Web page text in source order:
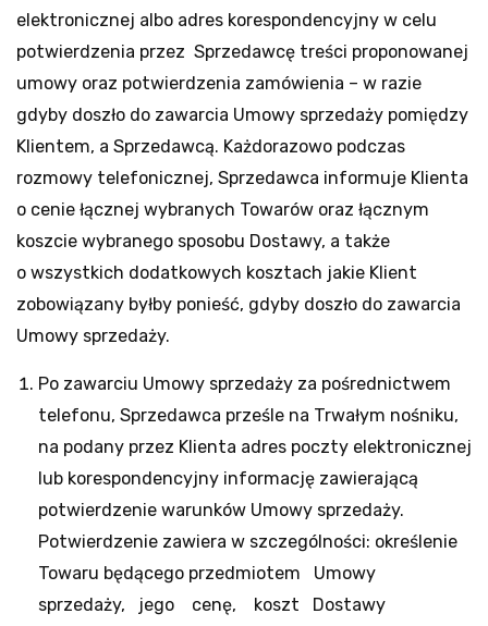
elektronicznej albo adres korespondencyjny w celu
potwierdzenia przez Sprzedawcę treści proponowanej
umowy oraz potwierdzenia zamówienia – w razie
gdyby doszło do zawarcia Umowy sprzedaży pomiędzy
Klientem, a Sprzedawcą. Każdorazowo podczas
rozmowy telefonicznej, Sprzedawca informuje Klienta
o cenie łącznej wybranych Towarów oraz łącznym
koszcie wybranego sposobu Dostawy, a także
o wszystkich dodatkowych kosztach jakie Klient
zobowiązany byłby ponieść, gdyby doszło do zawarcia
Umowy sprzedaży.
Po zawarciu Umowy sprzedaży za pośrednictwem
telefonu, Sprzedawca prześle na Trwałym nośniku,
na podany przez Klienta adres poczty elektronicznej
lub korespondencyjny informację zawierającą
potwierdzenie warunków Umowy sprzedaży.
Potwierdzenie zawiera w szczególności: określenie
Towaru będącego przedmiotem Umowy
sprzedaży, jego cenę, koszt Dostawy